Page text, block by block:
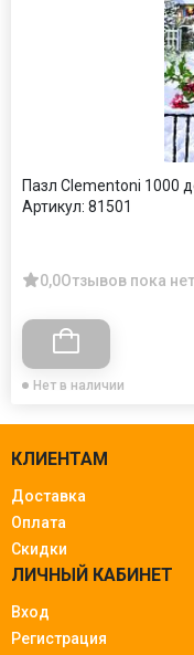
Пазл Clementoni 1000
Артикул: 81501
0,0Отзывов пока нет
Нет в наличии
КЛИЕНТАМ
Доставка
Оплата
Скидки
ЛИЧНЫЙ КАБИНЕТ
Вход
Регистрация